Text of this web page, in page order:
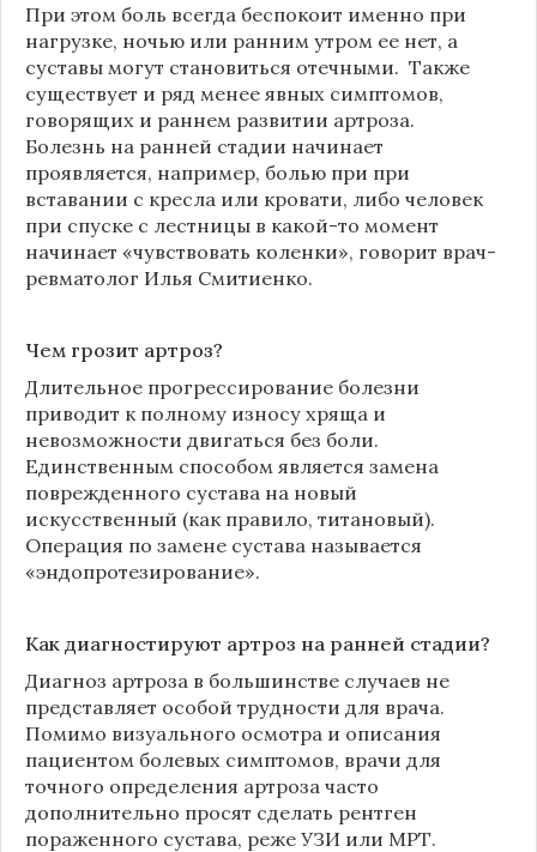
При этом боль всегда беспокоит именно при
нагрузке, ночью или ранним утром ее нет, а
суставы могут становиться отечными. Также
существует и ряд менее явных симптомов,
говорящих и раннем развитии артроза.
Болезнь на ранней стадии начинает
проявляется, например, болью при при
вставании с кресла или кровати, либо человек
при спуске с лестницы в какой-то момент
начинает «чувствовать коленки», говорит врач-
ревматолог Илья Смитиенко.
Чем грозит артроз?
Длительное прогрессирование болезни
приводит к полному износу хряща и
невозможности двигаться без боли.
Единственным способом является замена
поврежденного сустава на новый
искусственный (как правило, титановый).
Операция по замене сустава называется
«эндопротезирование».
Как диагностируют артроз на ранней стадии?
Диагноз артроза в большинстве случаев не
представляет особой трудности для врача.
Помимо визуального осмотра и описания
пациентом болевых симптомов, врачи для
точного определения артроза часто
дополнительно просят сделать рентген
пораженного сустава, реже УЗИ или МРТ.